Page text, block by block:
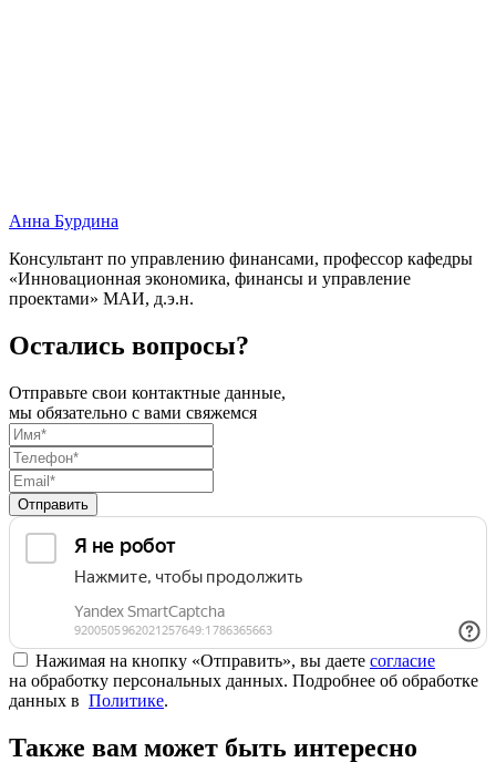
Анна Бурдина
Консультант по управлению финансами, профессор кафедры
«Инновационная экономика, финансы и управление
проектами» МАИ, д.э.н.
Остались вопросы?
Отправьте свои контактные данные,
мы обязательно с вами свяжемся
Отправить
Нажимая на кнопку «Отправить», вы даете согласие
на обработку персональных данных. Подробнее об обработке
данных в Политике.
Также вам может быть интересно